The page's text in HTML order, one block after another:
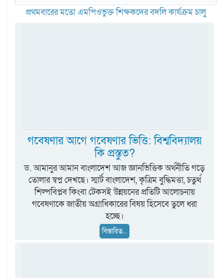
প্রথমবারের মতো এমপিওভুক্ত শিক্ষকদের বদলি কার্যক্রম চালু
গবেষণার আগে গবেষণার ভিত্তি: বিশ্ববিদ্যালয়
কি প্রস্তুত?
ড. আমানুর আমান বাংলাদেশ আজ জ্ঞানভিত্তিক অর্থনীতি গড়ে
তোলার স্বপ্ন দেখছে। স্মার্ট বাংলাদেশ, কৃত্রিম বুদ্ধিমত্তা, চতুর্থ
শিল্পবিপ্লব কিংবা টেকসই উন্নয়নের প্রতিটি আলোচনায়
গবেষণাকে জাতীয় অগ্রাধিকারের বিষয় হিসেবে তুলে ধরা
হচ্ছে।
বিস্তারিত...